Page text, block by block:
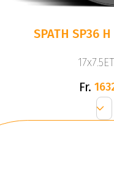
SPATH SP36
Fr.